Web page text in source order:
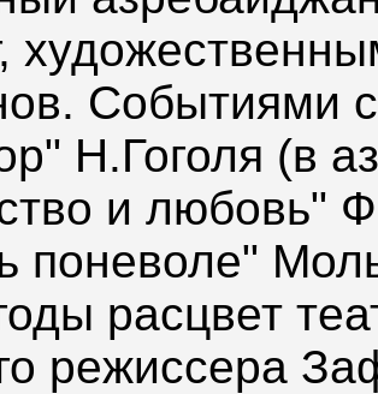
Событиями
Н.Гоголя (в
и любовь"
поневоле"
расцвет
режиссера